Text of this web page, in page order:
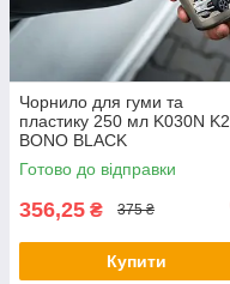
Чорнило для гуми та
пластику 250 мл K030N K2
BONO BLACK
Готово до відправки
356,25 ₴ 375 ₴
Купити